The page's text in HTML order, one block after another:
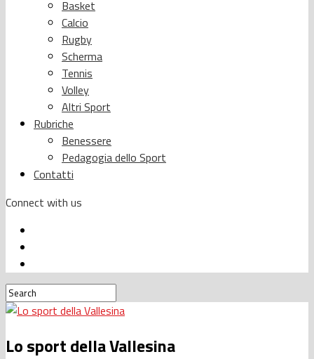
Basket
Calcio
Rugby
Scherma
Tennis
Volley
Altri Sport
Rubriche
Benessere
Pedagogia dello Sport
Contatti
Connect with us
Lo sport della Vallesina